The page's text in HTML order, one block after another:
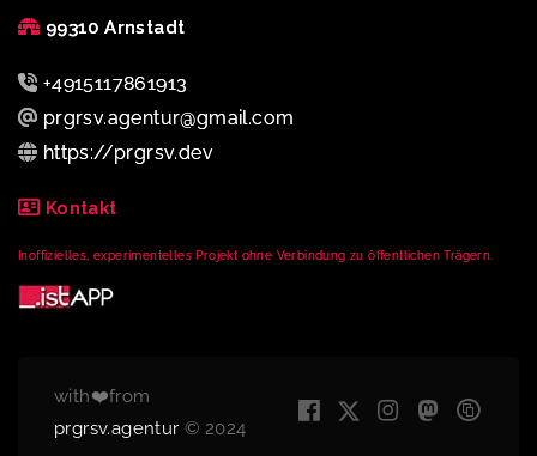
99310 Arnstadt
+4915117861913
prgrsv.agentur@gmail.com
https://prgrsv.dev
Kontakt
Inoffizielles, experimentelles Projekt ohne Verbindung zu öffentlichen Trägern.
with❤️from
prgrsv.agentur © 2024